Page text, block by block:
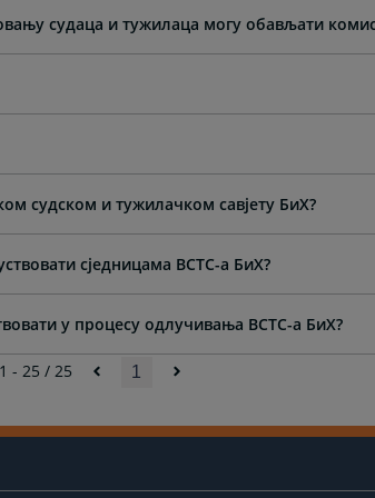
судаца и тужилаца могу обављати
судском и тужилачком савјету БиХ?
сједницама ВСТС-а БиХ?
у процесу одлучивања ВСТС-а БиХ?
1 - 25 / 25 1